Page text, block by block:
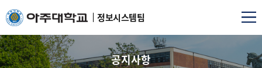
정보시스템팀
공지사항